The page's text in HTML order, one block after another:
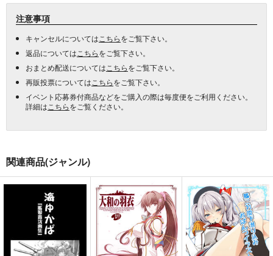
注意事項
キャンセルについては こちらをご覧下さい。
返品については こちらをご覧下さい。
おまとめ配送については こちらをご覧下さい。
再販投票については こちらをご覧下さい。
イベント応募券付商品などをご購入の際は毎度便をご利用ください。
詳細は こちらをご覧ください。
関連商品(ジャンル)